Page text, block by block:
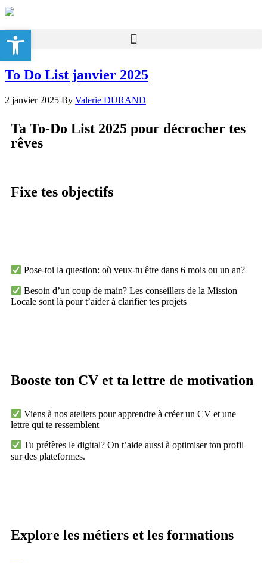
To Do List janvier 2025
2 janvier 2025 By Valerie DURAND
Ta To-Do List 2025 pour décrocher tes
rêves
Fixe tes objectifs
Pose-toi la question: où veux-tu être dans 6 mois ou un an?
Besoin d’un coup de main? Les conseillers de la Mission
Locale sont là pour t’aider à clarifier tes projets
Booste ton CV et ta lettre de motivation
Viens à nos ateliers pour apprendre à créer un CV et une
lettre qui te ressemblent
Tu préfères le digital? On t’aide aussi à optimiser ton profil
sur des plateformes.
Explore les métiers et les formations
Ouvrir la barre d’outils